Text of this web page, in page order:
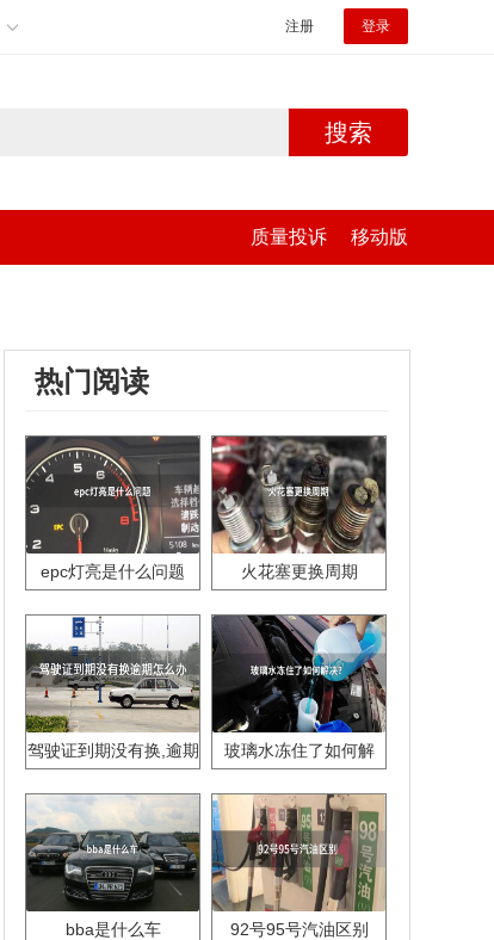
注册 登录
搜索
质量投诉 移动版
热门阅读
epc灯亮是什么问题 火花塞更换周期
驾驶证到期没有换,逾期
玻璃水冻住了如何解
bba是什么车 92号95号汽油区别